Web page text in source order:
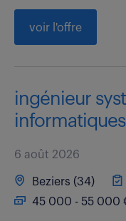
voir l'offre
ingénieur
6 août 2026
Beziers (34)
45 000 - 55 000